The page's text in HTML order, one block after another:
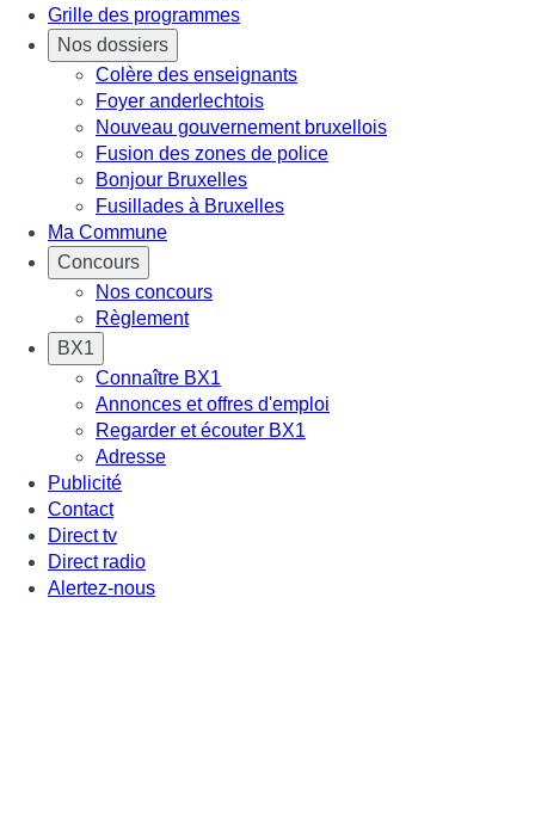
Grille des programmes
Nos dossiers
Colère des enseignants
Foyer anderlechtois
Nouveau gouvernement bruxellois
Fusion des zones de police
Bonjour Bruxelles
Fusillades à Bruxelles
Ma Commune
Concours
Nos concours
Règlement
BX1
Connaître BX1
Annonces et offres d'emploi
Regarder et écouter BX1
Adresse
Publicité
Contact
Direct tv
Direct radio
Alertez-nous